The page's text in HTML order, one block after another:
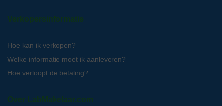
Verkopersinformatie
Hoe kan ik verkopen?
Welke informatie moet ik aanleveren?
Hoe verloopt de betaling?
Over LabMakelaar.com